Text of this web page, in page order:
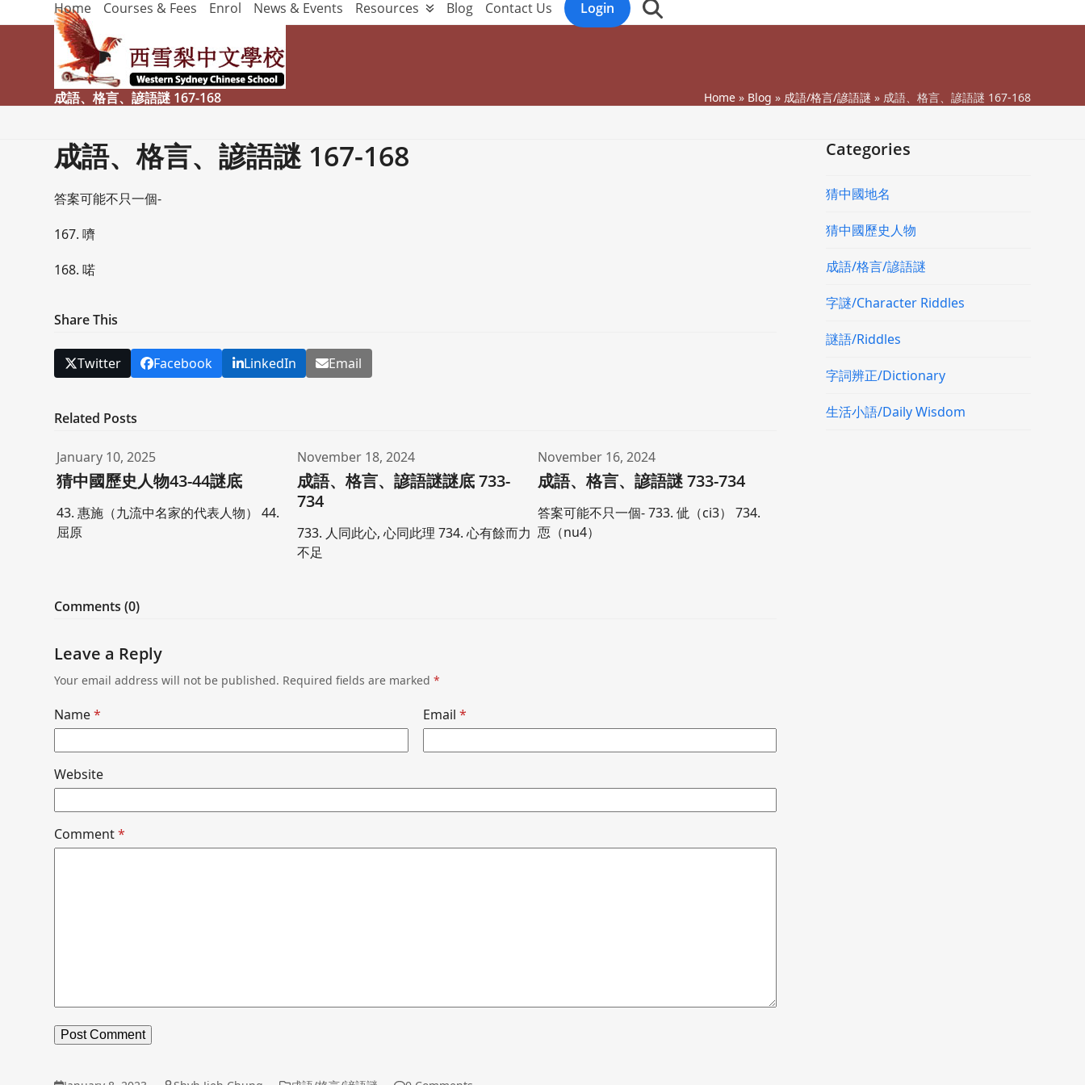
to
Home Courses & Fees Enrol News & Events Resources Blog Contact Us Login
成語、格言、諺語謎 167-168 Home» Blog » 成語/格言/諺語謎 » 成語、格言、諺語謎 167-168
成語、格言、諺語謎 167-168
答案可能不只一個-
167. 嚌
168. 喏
Share This
Twitter Facebook LinkedIn Email
Related Posts
January 10, 2025
猜中國歷史人物43-44謎底
43. 惠施（九流中名家的代表人物） 44.
屈原
November 18, 2024
成語、格言、諺語謎謎底 733-
734
733. 人同此心, 心同此理 734. 心有餘而力
不足
November 16, 2024
成語、格言、諺語謎 733-734
答案可能不只一個- 733. 佌（ci3） 734.
恧（nu4）
Comments (0)
Leave a Reply
Your email address will not be published. Required fields are marked*
Name* Email *
Website
Comment*
Categories
猜中國地名
猜中國歷史人物
成語/格言/諺語謎
字謎/Character Riddles
謎語/Riddles
字詞辨正/Dictionary
生活小語/Daily Wisdom